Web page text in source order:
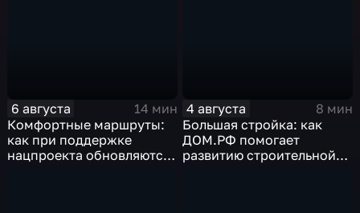
6 августа
14 мин
Комфортные маршруты:
как при поддержке
нацпроекта обновляются
4 августа
8 мин
Большая стройка: как
ДОМ.РФ помогает
развитию строительной